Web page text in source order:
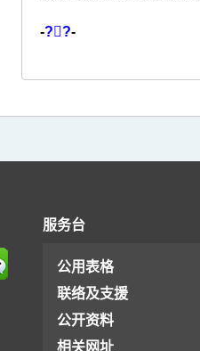
-??-
服务台
公用表格
联络及支援
公开资料
相关网址